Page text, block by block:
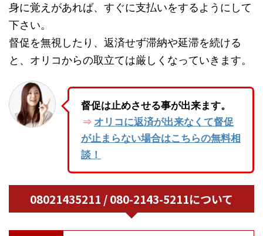
身に覚えがあれば、すぐに支払いをするようにして
下さい。
督促を無視したり、返済せず滞納や延滞を続ける
と、オリコからの取立ては厳しくなっていきます。
督促は止めさせる事が出来ます。
⇒ オリコに返済が出来なくて督促
が止まらない場合はこちらの無料相
談！
08021435211 / 080-2143-5211について